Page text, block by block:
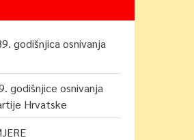
godišnjica osnivanja
godišnjice osnivanja
Hrvatske